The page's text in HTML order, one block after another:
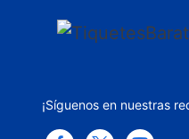
¡Síguenos en nuestras